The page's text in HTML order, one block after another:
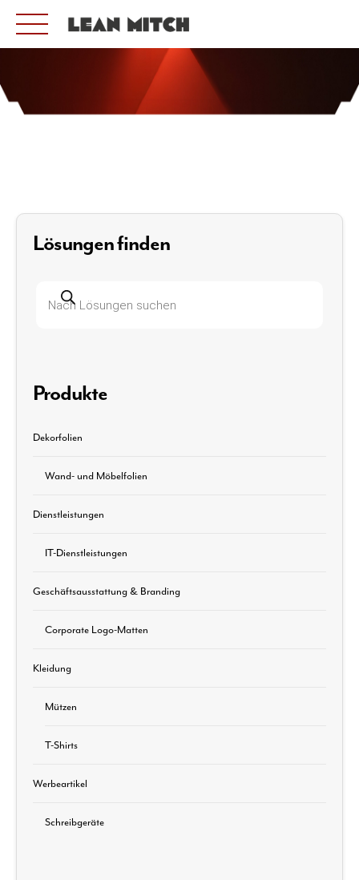
content
Lösungen finden
Produktsuche
Produkte
Dekorfolien
Wand- und Möbelfolien
Dienstleistungen
IT-Dienstleistungen
Geschäftsausstattung & Branding
Corporate Logo-Matten
Kleidung
Mützen
T-Shirts
Werbeartikel
Schreibgeräte